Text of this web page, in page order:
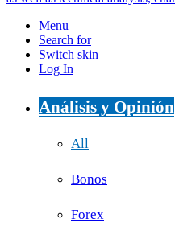
Menu
Search for
Switch skin
Log In
Análisis y Opinión
All
Bonos
Forex